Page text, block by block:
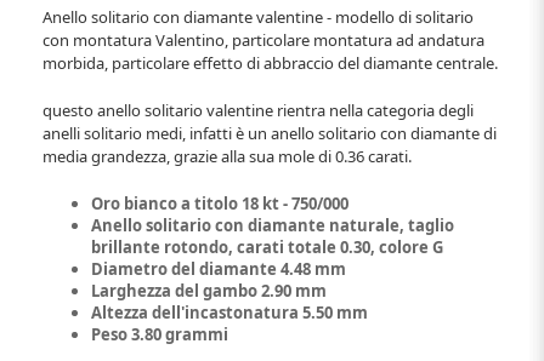
Anello solitario con diamante valentine - modello di solitario
con montatura Valentino, particolare montatura ad andatura
morbida, particolare effetto di abbraccio del diamante centrale.
questo anello solitario valentine rientra nella categoria degli
anelli solitario medi, infatti è un anello solitario con diamante di
media grandezza, grazie alla sua mole di 0.36 carati.
Oro bianco a titolo 18 kt - 750/000
Anello solitario con diamante naturale, taglio
brillante rotondo, carati totale 0.30, colore G
Diametro del diamante 4.48 mm
Larghezza del gambo 2.90 mm
Altezza dell'incastonatura 5.50 mm
Peso 3.80 grammi